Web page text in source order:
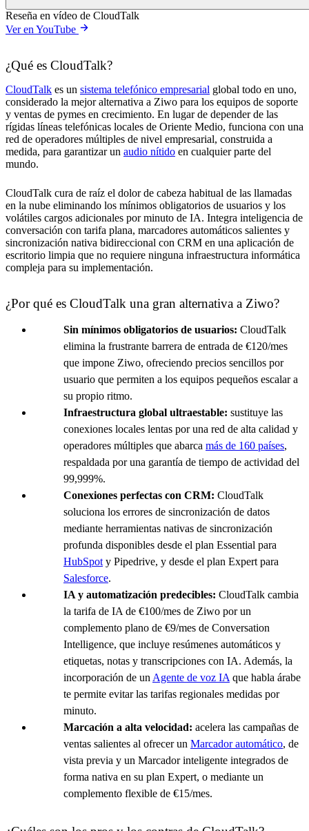
Reseña en vídeo de CloudTalk
Ver en YouTube
¿Qué es CloudTalk?
CloudTalk es un sistema telefónico empresarial global todo en uno,
considerado la mejor alternativa a Ziwo para los equipos de soporte
y ventas de pymes en crecimiento. En lugar de depender de las
rígidas líneas telefónicas locales de Oriente Medio, funciona con una
red de operadores múltiples de nivel empresarial, construida a
medida, para garantizar un audio nítido en cualquier parte del
mundo.
CloudTalk cura de raíz el dolor de cabeza habitual de las llamadas
en la nube eliminando los mínimos obligatorios de usuarios y los
volátiles cargos adicionales por minuto de IA. Integra inteligencia de
conversación con tarifa plana, marcadores automáticos salientes y
sincronización nativa bidireccional con CRM en una aplicación de
escritorio limpia que no requiere ninguna infraestructura informática
compleja para su implementación.
¿Por qué es CloudTalk una gran alternativa a Ziwo?
Sin mínimos obligatorios de usuarios: CloudTalk
elimina la frustrante barrera de entrada de €120/mes
que impone Ziwo, ofreciendo precios sencillos por
usuario que permiten a los equipos pequeños escalar a
su propio ritmo.
Infraestructura global ultraestable: sustituye las
conexiones locales lentas por una red de alta calidad y
operadores múltiples que abarca más de 160 países,
respaldada por una garantía de tiempo de actividad del
99,999%.
Conexiones perfectas con CRM: CloudTalk
soluciona los errores de sincronización de datos
mediante herramientas nativas de sincronización
profunda disponibles desde el plan Essential para
HubSpot y Pipedrive, y desde el plan Expert para
Salesforce.
IA y automatización predecibles: CloudTalk cambia
la tarifa de IA de €100/mes de Ziwo por un
complemento plano de €9/mes de Conversation
Intelligence, que incluye resúmenes automáticos y
etiquetas, notas y transcripciones con IA. Además, la
incorporación de un Agente de voz IA que habla árabe
te permite evitar las tarifas regionales medidas por
minuto.
Marcación a alta velocidad: acelera las campañas de
ventas salientes al ofrecer un Marcador automático, de
vista previa y un Marcador inteligente integrados de
forma nativa en su plan Expert, o mediante un
complemento flexible de €15/mes.